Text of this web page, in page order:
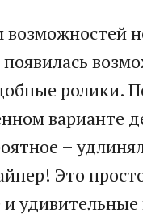
возможностей
ролики.
варианте
–
Это